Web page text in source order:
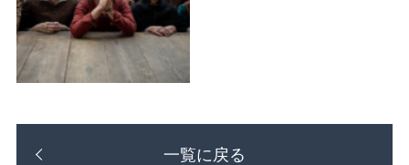
一覧に戻る